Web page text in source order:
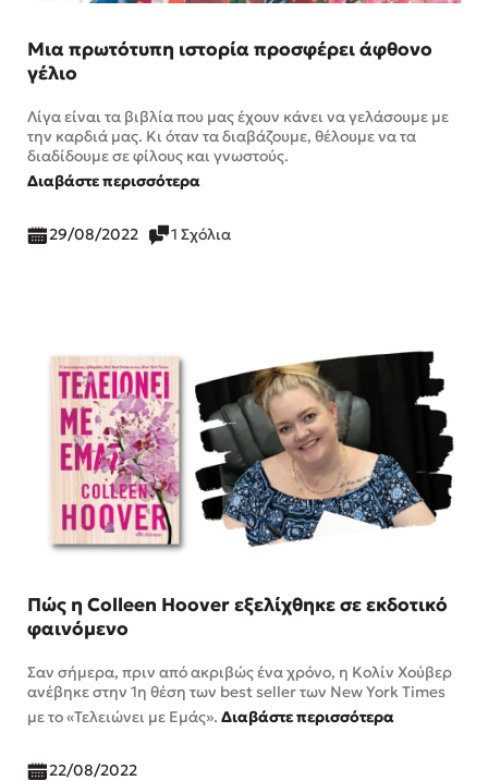
Μια πρωτότυπη ιστορία προσφέρει άφθονο
γέλιο
Λίγα είναι τα βιβλία που μας έχουν κάνει να γελάσουμε με
την καρδιά μας. Κι όταν τα διαβάζουμε, θέλουμε να τα
διαδίδουμε σε φίλους και γνωστούς.
Διαβάστε περισσότερα
29/08/2022 1 Σχόλια
Πώς η Colleen Hoover εξελίχθηκε σε εκδοτικό
φαινόμενο
Σαν σήμερα, πριν από ακριβώς ένα χρόνο, η Κολίν Χούβερ
ανέβηκε στην 1η θέση των best seller των New York Times
με το «Τελειώνει με Εμάς». Διαβάστε περισσότερα
22/08/2022